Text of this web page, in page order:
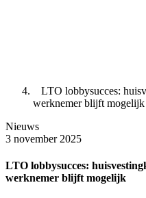
LTO lobbysucces:
werknemer blijft mogelijk
Nieuws
3 november 2025
LTO lobbysucces:
werknemer blijft mogelijk